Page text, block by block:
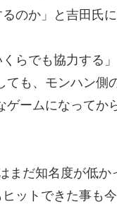
のか」と吉田氏
らでも協力する
ても、モンハン側
ームになってか
まだ知名度が低
ットできた事も